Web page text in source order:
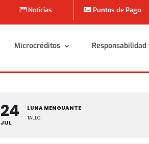
Noticias Puntos de Pago
Microcréditos Responsabilidad
Microcréditos Responsabilidad
24
JUL
LUNA MENGUANTE
TALLO